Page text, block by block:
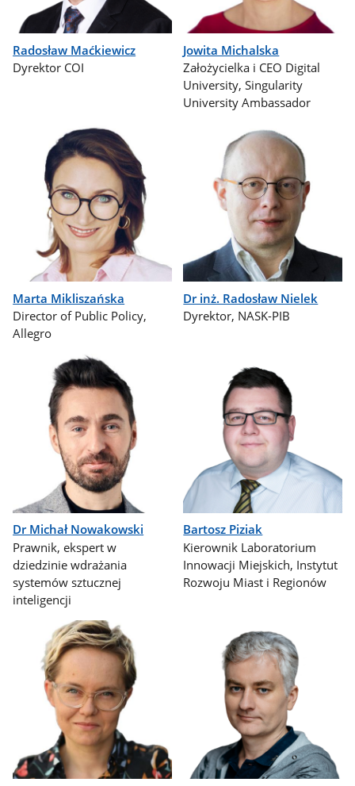
Radosław Maćkiewicz
Dyrektor COI
Jowita Michalska
Założycielka i CEO Digital
University, Singularity
University Ambassador
Marta Mikliszańska
Director of Public Policy,
Allegro
Dr inż. Radosław Nielek
Dyrektor, NASK-PIB
Dr Michał Nowakowski
Prawnik, ekspert w
dziedzinie wdrażania
systemów sztucznej
inteligencji
Bartosz Piziak
Kierownik Laboratorium
Innowacji Miejskich, Instytut
Rozwoju Miast i Regionów